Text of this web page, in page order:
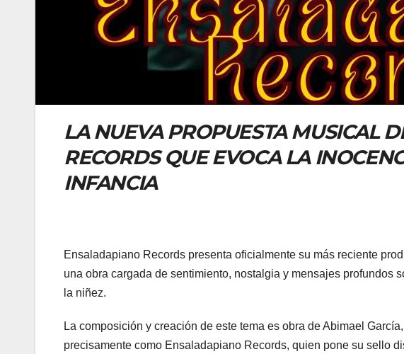
LA NUEVA PROPUESTA MUSICAL
RECORDS QUE EVOCA LA
INFANCIA
Ensaladapiano Records presenta oficialmente su más reciente
una obra cargada de sentimiento, nostalgia y mensajes profundos
la niñez.
La composición y creación de este tema es obra de Abimael
precisamente como Ensaladapiano Records, quien pone su sello